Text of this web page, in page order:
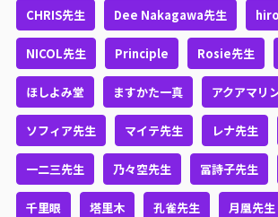
CHRIS先生 Dee Nakagawa先生
NICOL先生 Principle Rosie先生
ほしよみ堂 ますかた一真 アクアマリ
ソフィア先生 マイテ先生 レナ先生
一二三先生 乃々空先生 冨詩子先生
千里眼 塔里木 孔雀先生 月凰先生